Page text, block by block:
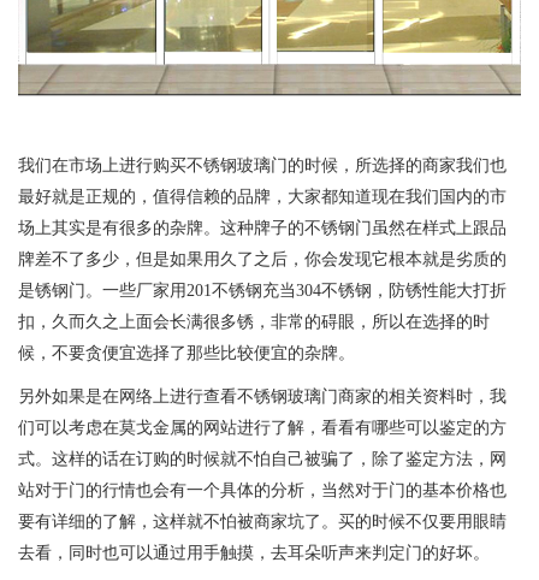
我们在市场上进行购买不锈钢玻璃门的时候，所选择的商家我们也
最好就是正规的，值得信赖的品牌，大家都知道现在我们国内的市
场上其实是有很多的杂牌。这种牌子的不锈钢门虽然在样式上跟品
牌差不了多少，但是如果用久了之后，你会发现它根本就是劣质的
是锈钢门。一些厂家用201不锈钢充当304不锈钢，防锈性能大打折
扣，久而久之上面会长满很多锈，非常的碍眼，所以在选择的时
候，不要贪便宜选择了那些比较便宜的杂牌。
另外如果是在网络上进行查看不锈钢玻璃门商家的相关资料时，我
们可以考虑在莫戈金属的网站进行了解，看看有哪些可以鉴定的方
式。这样的话在订购的时候就不怕自己被骗了，除了鉴定方法，网
站对于门的行情也会有一个具体的分析，当然对于门的基本价格也
要有详细的了解，这样就不怕被商家坑了。买的时候不仅要用眼睛
去看，同时也可以通过用手触摸，去耳朵听声来判定门的好坏。